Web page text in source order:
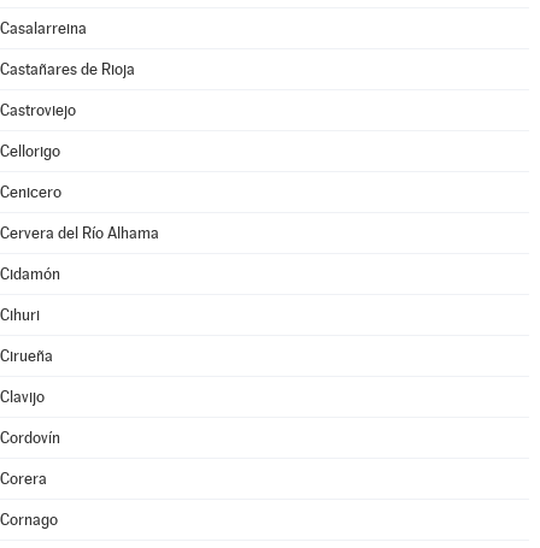
Casalarreina
Castañares de Rioja
Castroviejo
Cellorigo
Cenicero
Cervera del Río Alhama
Cidamón
Cihuri
Cirueña
Clavijo
Cordovín
Corera
Cornago